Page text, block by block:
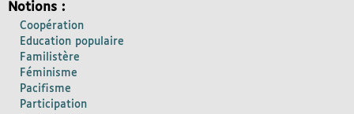
Notions :
Coopération
Education populaire
Familistère
Féminisme
Pacifisme
Participation